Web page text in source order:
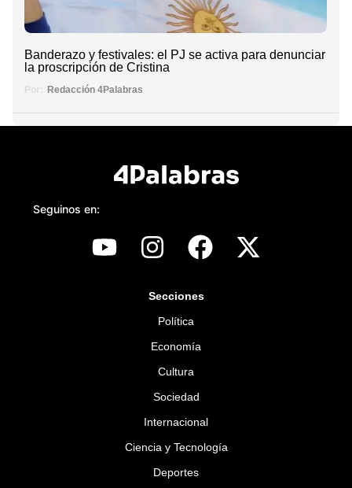
Banderazo y festivales: el PJ se activa para denunciar
la proscripción de Cristina
Por: Redacción 4Palabras
Seguinos en:
Secciones
Política
Economía
Cultura
Sociedad
Internacional
Ciencia y Tecnología
Deportes